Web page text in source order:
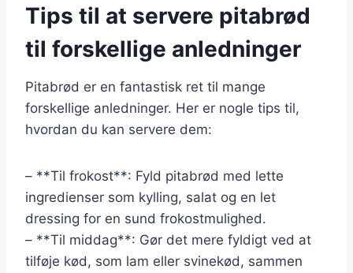
Tips til at servere pitabrød
til forskellige anledninger
Pitabrød er en fantastisk ret til mange
forskellige anledninger. Her er nogle tips til,
hvordan du kan servere dem:
– **Til frokost**: Fyld pitabrød med lette
ingredienser som kylling, salat og en let
dressing for en sund frokostmulighed.
– **Til middag**: Gør det mere fyldigt ved at
tilføje kød, som lam eller svinekød, sammen